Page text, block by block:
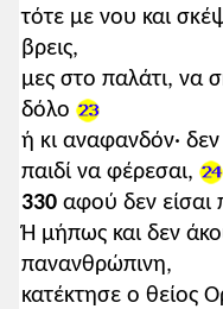
τότε με νου και
βρεις,
μες στο παλάτι, να
δόλο
ή κι αναφανδόν·
παιδί να φέρεσαι,
330 αφού δεν είσαι
Ή μήπως και δεν
πανανθρώπινη,
κατέκτησε ο θείος